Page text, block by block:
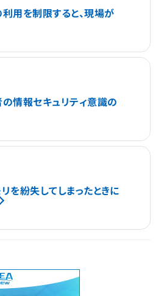
用を制限すると、現場が
情報セキュリティ意識の
を紛失してしまったときに